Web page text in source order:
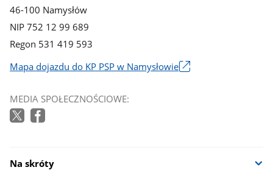
46-100 Namysłów
NIP 752 12 99 689
Regon 531 419 593
Mapa dojazdu do KP PSP w Namysłowie
się
w
MEDIA SPOŁECZNOŚCIOWE:
Na skróty